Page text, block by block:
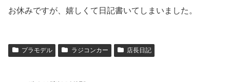
お休みですが、嬉しくて日記書いてしまいました。
プラモデル ラジコンカー 店長日記